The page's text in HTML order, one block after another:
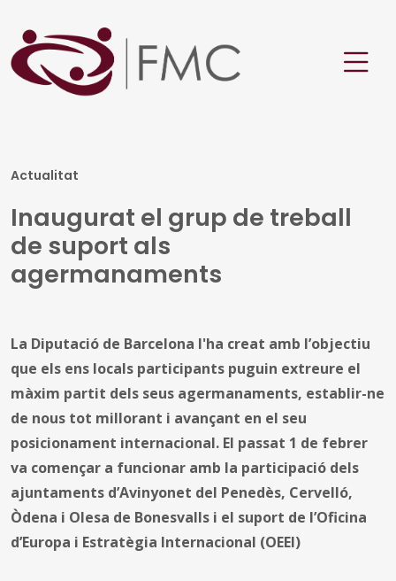
Actualitat
Inaugurat el grup de treball
de suport als
agermanaments
La Diputació de Barcelona l'ha creat amb l’objectiu
que els ens locals participants puguin extreure el
màxim partit dels seus agermanaments, establir-ne
de nous tot millorant i avançant en el seu
posicionament internacional. El passat 1 de febrer
va començar a funcionar amb la participació dels
ajuntaments d’Avinyonet del Penedès, Cervelló,
Òdena i Olesa de Bonesvalls i el suport de l’Oficina
d’Europa i Estratègia Internacional (OEEI)